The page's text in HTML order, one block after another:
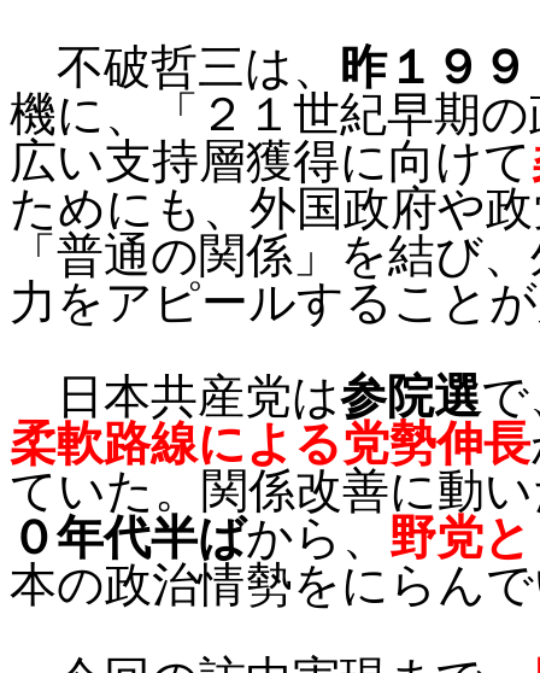
不破哲三は、 昨１９
機に、「２１世紀早期
広い支持層獲得に向けて
ためにも、外国政府や
「普通の関係」を結び
力をアピールすること
日本共産党は参院選
柔軟路線による党勢伸長
ていた。関係改善に動
０年代半ばから、 野党
本の政治情勢をにらん